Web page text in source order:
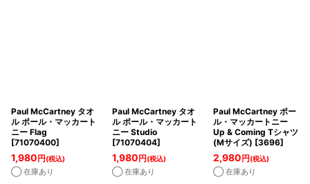
Paul McCartney タオ
ル ポール・マッカート
ニー Flag
[71070400]
1,980円(税込)
◯ 在庫あり
Paul McCartney タオ
ル ポール・マッカート
ニー Studio
[71070404]
1,980円(税込)
◯ 在庫あり
Paul McCartney ポー
ル・マッカートニー
Up & Coming Tシャツ
(Mサイズ) [3696]
2,980円(税込)
◯ 在庫あり